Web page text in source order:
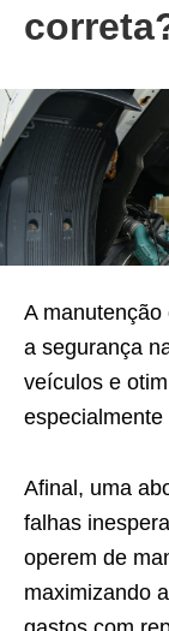
A
a segurança
veículos e
Afinal, uma
falhas
operem de
maximizando